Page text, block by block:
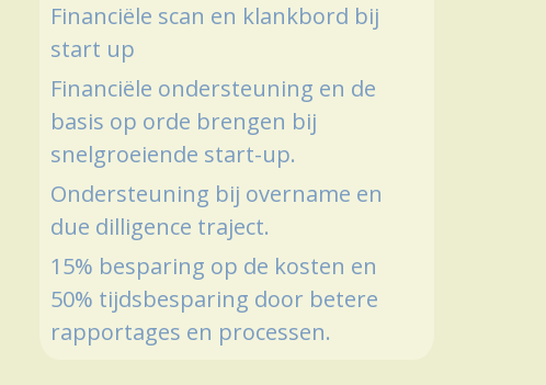
Financiële scan en klankbord bij
start up
Financiële ondersteuning en de
basis op orde brengen bij
snelgroeiende start-up.
Ondersteuning bij overname en
due dilligence traject.
15% besparing op de kosten en
50% tijdsbesparing door betere
rapportages en processen.